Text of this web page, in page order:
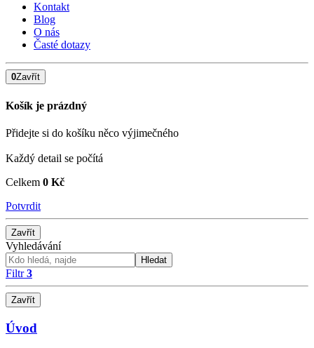
Kontakt
Blog
O nás
Časté dotazy
0Zavřít
Košík je prázdný
Přidejte si do košíku něco výjimečného
Každý detail se počítá
Celkem 0 Kč
Potvrdit
Zavřít
Vyhledávání
Hledat
Filtr3
Zavřít
Úvod